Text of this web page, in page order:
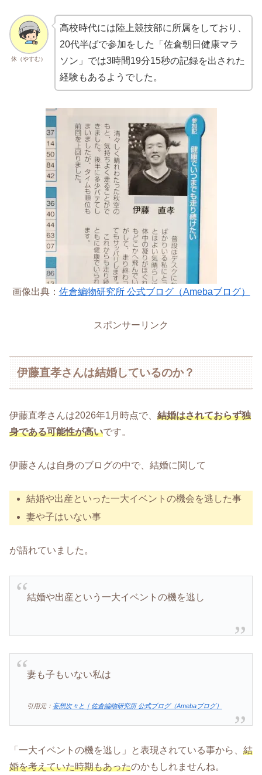
休（やすむ）
高校時代には陸上競技部に所属をしており、
20代半ばで参加をした「佐倉朝日健康マラ
ソン」では3時間19分15秒の記録を出された
経験もあるようでした。
画像出典： 佐倉編物研究所 公式ブログ（Amebaブログ）
スポンサーリンク
伊藤直孝さんは結婚しているのか？
伊藤直孝さんは2026年1月時点で、 結婚はされておらず独
身である可能性が高いです。
伊藤さんは自身のブログの中で、結婚に関して
結婚や出産といった一大イベントの機会を逃した事
妻や子はいない事
が語れていました。
結婚や出産という一大イベントの機を逃し
妻も子もいない私は
引用元： 妄想次々と｜佐倉編物研究所 公式ブログ（Amebaブログ）
「一大イベントの機を逃し」と表現されている事から、 結
婚を考えていた時期もあったのかもしれませんね。